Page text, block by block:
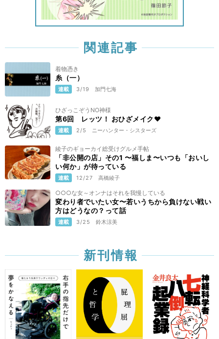
関連記事
着物憑き
糸（一）
連載 3/19 加門七海
ひざっこぞうNO神様
第6回 レッツ！ おひざメイク❤︎
連載 2/5 ニーハンター・シスターズ
綾子のギョーカイ総受けグルメ手帖
「非公開の店」その1 〜福しま〜いつも「おいし
い何か」が待っている
連載 12/27 高橋綾子
○○○な女～オンナはそれを我慢している
変わり者でいたい女〜若いうちから負けない戦い
方はどうなの？って話
連載 3/25 鈴木涼美
新刊情報